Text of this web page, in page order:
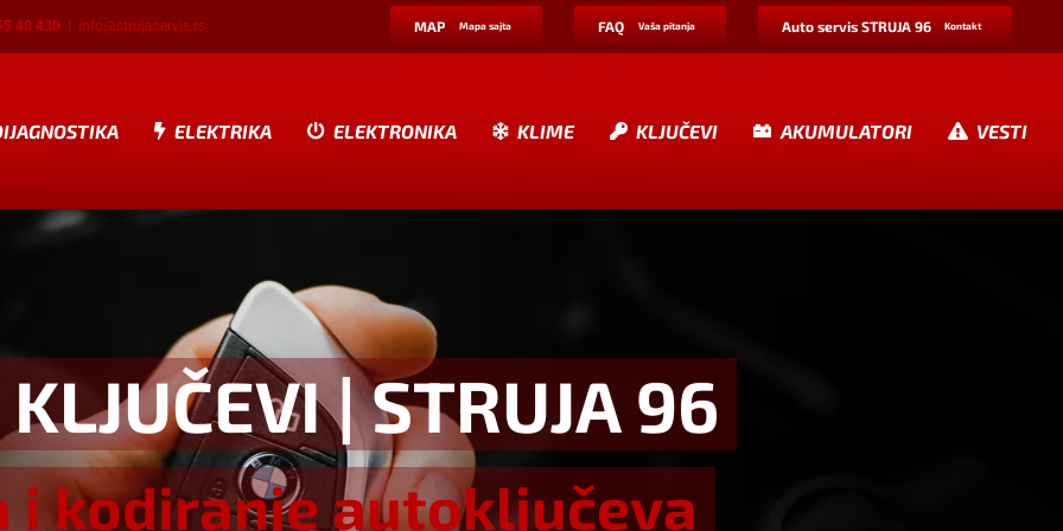
40 430 info@strujaservis.rs MAP Mapa sajta FAQ Vaša pitanja Auto servis STRUJA 96 Kontakt
ELEKTRIKA ELEKTRONIKA KLIME KLJUČEVI AKUMULATORI VESTI
| STRUJA 96
i kodiranje autoključeva